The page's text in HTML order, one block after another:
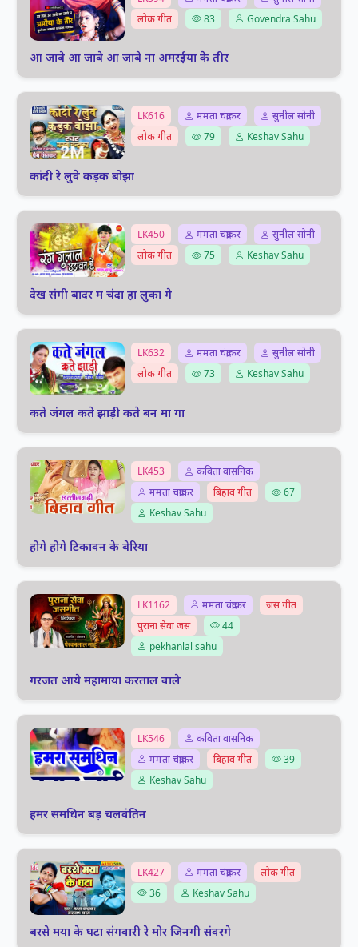
लोक गीत
83 Govendra Sahu
आ जाबे आ जाबे आ जाबे ना अमरईया के तीर
LK616 ममता चंद्राकर
सुनील सोनी
लोक गीत
79 Keshav Sahu
कांदी रे लुवे कड़क बोझा
LK450 ममता चंद्राकर
सुनील सोनी
लोक गीत
75 Keshav Sahu
देख संगी बादर म चंदा हा लुका गे
LK632 ममता चंद्राकर
सुनील सोनी
लोक गीत
73 Keshav Sahu
कते जंगल कते झाड़ी कते बन मा गा
LK453
कविता वासनिक
ममता चंद्राकर
बिहाव गीत
67
Keshav Sahu
होगे होगे टिकावन के बेरिया
LK1162 ममता चंद्राकर
जस गीत
पुराना सेवा जस
44
pekhanlal sahu
गरजत आये महामाया करताल वाले
LK546
कविता वासनिक
ममता चंद्राकर
बिहाव गीत
39
Keshav Sahu
हमर समधिन बड़ चलवंतिन
LK427 ममता चंद्राकर
लोक गीत
36
Keshav Sahu
बरसे मया के घटा संगवारी रे मोर जिनगी संवरगे